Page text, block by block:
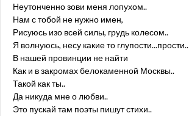
Неутонченно зови меня лопухом..
Нам с тобой не нужно имен,
Рисуюсь изо всей силы, грудь колесом..
Я волнуюсь, несу какие то глупости...прости..
В нашей провинции не найти
Как и в закромах белокаменной Москвы..
Такой как ты..
Да никуда мне о любви..
Это пускай там поэты пишут стихи..